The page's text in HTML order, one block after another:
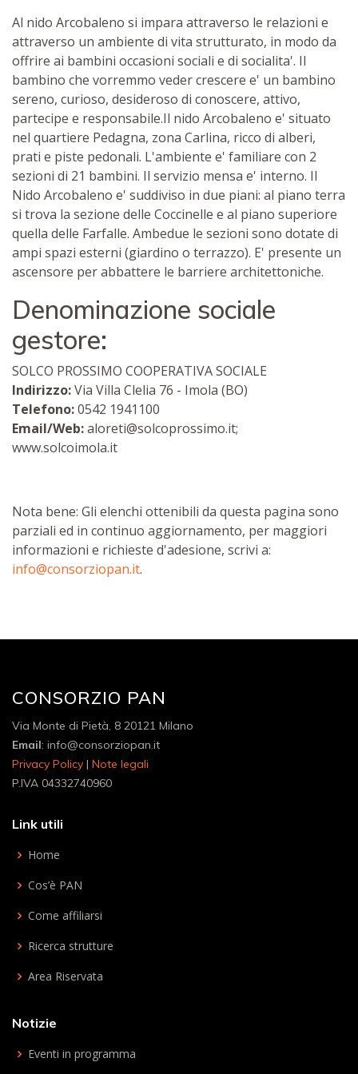
Al nido Arcobaleno si impara attraverso le relazioni e
attraverso un ambiente di vita strutturato, in modo da
offrire ai bambini occasioni sociali e di socialita'. Il
bambino che vorremmo veder crescere e' un bambino
sereno, curioso, desideroso di conoscere, attivo,
partecipe e responsabile.Il nido Arcobaleno e' situato
nel quartiere Pedagna, zona Carlina, ricco di alberi,
prati e piste pedonali. L'ambiente e' familiare con 2
sezioni di 21 bambini. Il servizio mensa e' interno. Il
Nido Arcobaleno e' suddiviso in due piani: al piano terra
si trova la sezione delle Coccinelle e al piano superiore
quella delle Farfalle. Ambedue le sezioni sono dotate di
ampi spazi esterni (giardino o terrazzo). E' presente un
ascensore per abbattere le barriere architettoniche.
Denominazione sociale
gestore:
SOLCO PROSSIMO COOPERATIVA SOCIALE
Indirizzo:Via Villa Clelia 76 - Imola (BO)
Telefono:0542 1941100
Email/Web:aloreti@solcoprossimo.it;
www.solcoimola.it
Nota bene: Gli elenchi ottenibili da questa pagina sono
parziali ed in continuo aggiornamento, per maggiori
informazioni e richieste d'adesione, scrivi a:
info@consorziopan.it.
CONSORZIO PAN
Via Monte di Pietà, 8 20121 Milano
Email: info@consorziopan.it
Privacy Policy | Note legali
P.IVA 04332740960
Link utili
Home
Cos’è PAN
Come affiliarsi
Ricerca strutture
Area Riservata
Notizie
Eventi in programma